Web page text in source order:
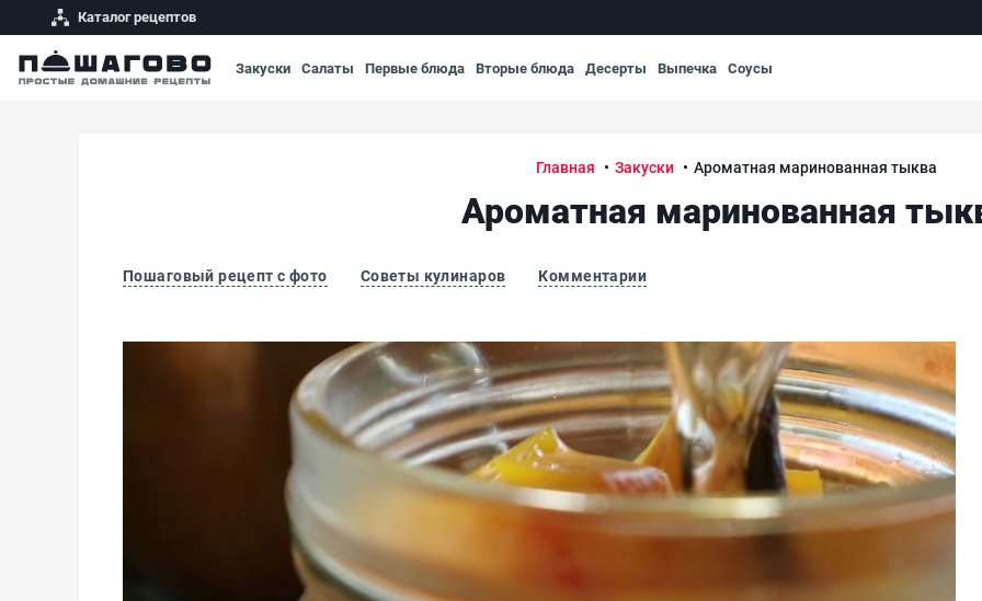
Каталог рецептов
Закуски Салаты Первые блюда Вторые блюда Десерты Выпечка Соусы
Главная Закуски Ароматная маринованная тыква
Ароматная маринованная
Пошаговый рецепт с фото Советы кулинаров Комментарии
Ароматная маринованная тыква